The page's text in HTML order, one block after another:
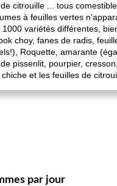
citrouille ... tous
à feuilles vertes
1000 variétés différentes,
choy, fanes de radis,
Roquette, amarante
pissenlit, pourpier,
et les feuilles de
par jour